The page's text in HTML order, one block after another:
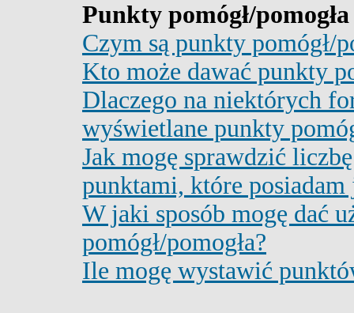
Punkty pomógł/pomogła
Czym są punkty pomógł/
Kto może dawać punkty
Dlaczego na niektórych
wyświetlane punkty
Jak mogę sprawdzić
punktami, które
W jaki sposób mogę dać
pomógł/pomogła?
Ile mogę wystawić